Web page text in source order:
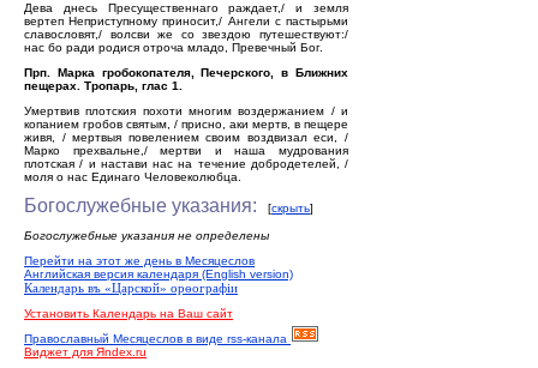
Дева днесь Пресущественнаго раждает,/ и земля
вертеп Неприступному приносит,/ Ангели с пастырьми
славословят,/ волсви же со звездою путешествуют:/
нас бо ради родися отроча младо, Превечный Бог.
Прп. Марка гробокопателя, Печерского, в Ближних
пещерах. Тропарь, глас 1.
Умертвив плотския похоти многим воздержанием / и
копанием гробов святым, / присно, аки мертв, в пещере
живя, / мертвыя повелением своим воздвизал еси, /
Марко прехвальне,/ мертви и наша мудрования
плотская / и настави нас на течение добродетелей, /
моля о нас Единаго Человеколюбца.
Богослужебные указания: [скрыть]
Богослужебные указания не определены
Перейти на этот же день в Месяцеслов
Английская версия календаря (English version)
Календарь въ «Царской» орѳографiи
Установить Календарь на Ваш сайт
Православный Месяцеслов в виде rss-канала
Виджет для Яndex.ru